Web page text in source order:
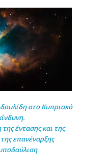
στο Κυπριακό
έντασης και της
επανέναρξης